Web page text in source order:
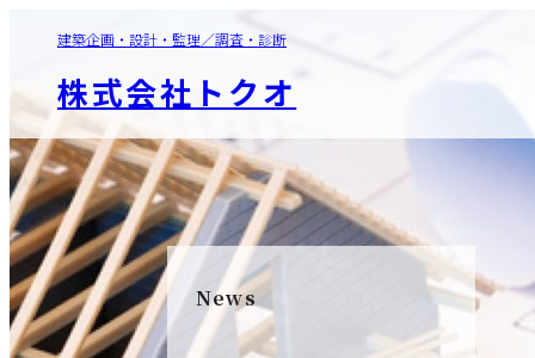
建築企画・設計・監理／調査・診断
株式会社トクオ
News